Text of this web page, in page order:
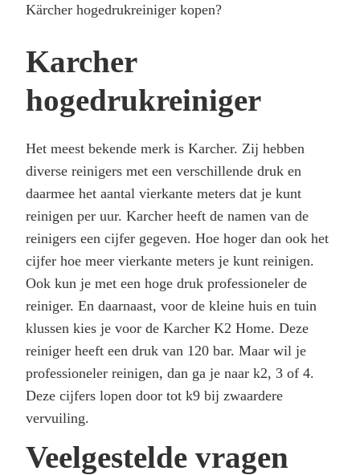
Kärcher hogedrukreiniger kopen?
Karcher
hogedrukreiniger
Het meest bekende merk is Karcher. Zij hebben
diverse reinigers met een verschillende druk en
daarmee het aantal vierkante meters dat je kunt
reinigen per uur. Karcher heeft de namen van de
reinigers een cijfer gegeven. Hoe hoger dan ook het
cijfer hoe meer vierkante meters je kunt reinigen.
Ook kun je met een hoge druk professioneler de
reiniger. En daarnaast, voor de kleine huis en tuin
klussen kies je voor de Karcher K2 Home. Deze
reiniger heeft een druk van 120 bar. Maar wil je
professioneler reinigen, dan ga je naar k2, 3 of 4.
Deze cijfers lopen door tot k9 bij zwaardere
vervuiling.
Veelgestelde vragen